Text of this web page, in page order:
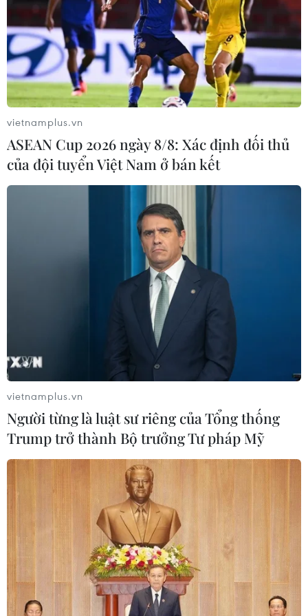
vietnamplus.vn
ASEAN Cup 2026 ngày 8/8: Xác định đối thủ
của đội tuyển Việt Nam ở bán kết
vietnamplus.vn
Người từng là luật sư riêng của Tổng thống
Trump trở thành Bộ trưởng Tư pháp Mỹ